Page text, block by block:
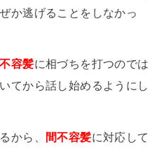
か逃げることをしなかっ
容髪に相づちを打つのでは
てから話し始めるようにし
から、 間不容髪に対応して